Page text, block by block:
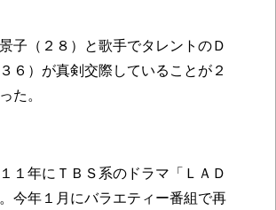
子（２８）と歌手でタレントのＤ
６）が真剣交際していることが２
た。
１年にＴＢＳ系のドラマ「ＬＡＤ
今年１月にバラエティー番組で再